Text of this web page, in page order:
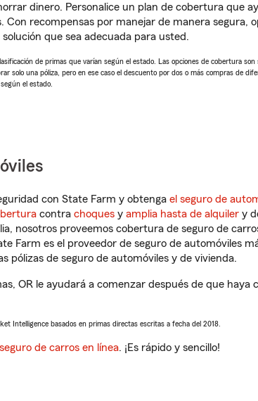
dinero. Personalice un plan de cobertura que
Con recompensas por manejar de manera
que sea adecuada para usted.
de primas que varían según el estado. Las opciones de cobertura
solo una póliza, pero en ese caso el descuento por dos o más compras de
el estado.
con State Farm y obtenga el seguro de
contra choques y amplia hasta de alquiler y
nosotros proveemos cobertura de seguro de
Farm es el proveedor de seguro de automóviles
pólizas de seguro de automóviles y de vivienda.
OR le ayudará a comenzar después de que haya
Intelligence basados en primas directas escritas a fecha del 2018.
de carros en línea. ¡Es rápido y sencillo!